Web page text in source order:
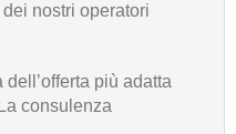
nostri operatori
più adatta
consulenza